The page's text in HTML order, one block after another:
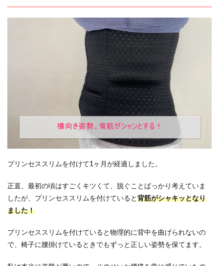
プリンセススリムを付けて1ヶ月が経過しました。
正直、最初の頃はすごくキツくて、脱ぐことばっかり考えていま
したが、プリンセススリムを付けていると 背筋がシャキッとなり
ました！
プリンセススリムを付けていると物理的に背中を曲げられないの
で、椅子に腰掛けているときでもずっと正しい姿勢を保てます。